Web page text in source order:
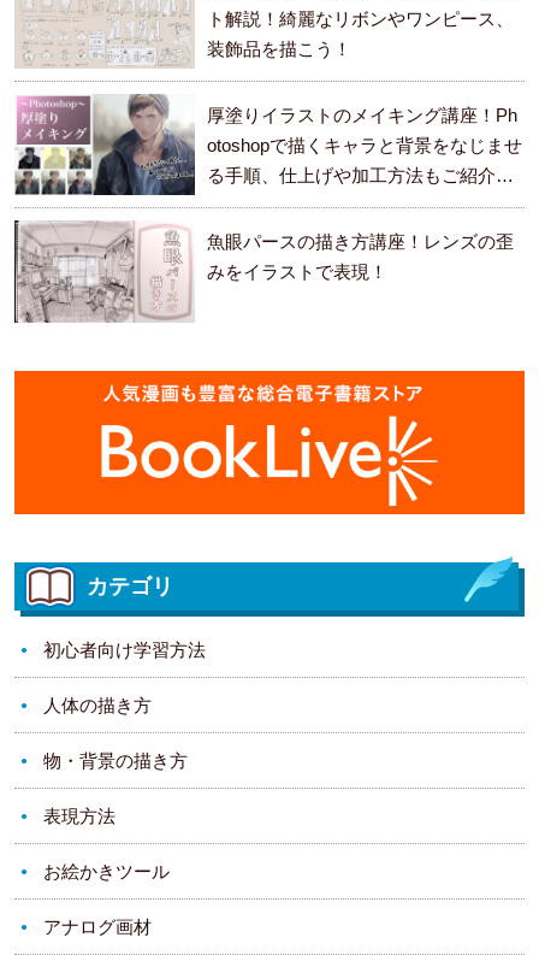
ト解説！綺麗なリボンやワンピース、
装飾品を描こう！
厚塗りイラストのメイキング講座！Ph
otoshopで描くキャラと背景をなじませ
る手順、仕上げや加工方法もご紹介し
ます。
魚眼パースの描き方講座！レンズの歪
みをイラストで表現！
カテゴリ
初心者向け学習方法
人体の描き方
物・背景の描き方
表現方法
お絵かきツール
アナログ画材